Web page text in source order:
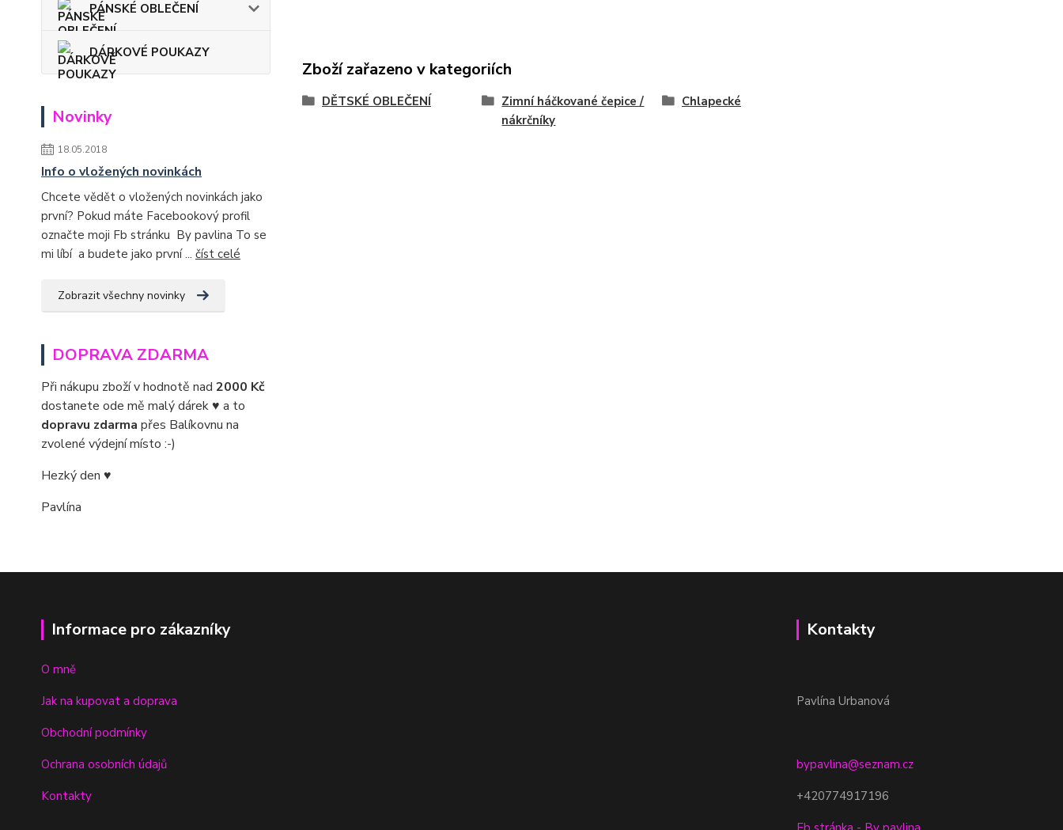
PÁNSKÉ OBLEČENÍ
DÁRKOVÉ POUKAZY
Novinky
18.05.2018
Info o vložených novinkách
Chcete vědět o vložených novinkách jako
první? Pokud máte Facebookový profil
označte moji Fb stránku By pavlina To se
mi líbí a budete jako první ... číst celé
Zobrazit všechny novinky
DOPRAVA ZDARMA
Při nákupu zboží v hodnotě nad 2000 Kč
dostanete ode mě malý dárek ♥ a to
dopravu zdarma přes Balíkovnu na
zvolené výdejní místo :-)
Hezký den ♥
Pavlína
Zboží zařazeno v kategoriích
DĚTSKÉ OBLEČENÍ
Zimní háčkované čepice /
nákrčníky
Chlapecké
Informace pro zákazníky
O mně
Jak na kupovat a doprava
Obchodní podmínky
Ochrana osobních údajů
Kontakty
Kontakty
Pavlína Urbanová
bypavlina@seznam.cz
+420774917196